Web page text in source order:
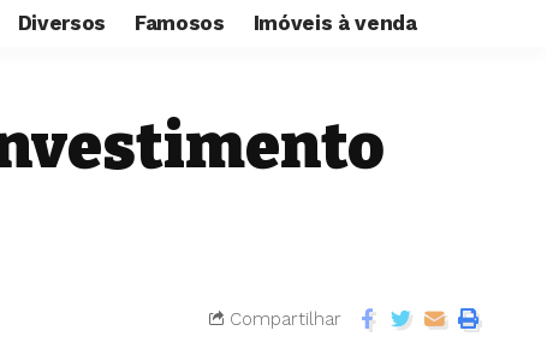
Diversos Famosos Imóveis à venda
Compartilhar